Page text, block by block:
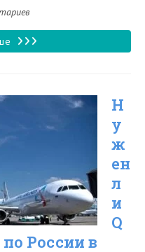
Нужен
Калининград
в
2026
Н
у
ж
ен
л
и
Q
России в